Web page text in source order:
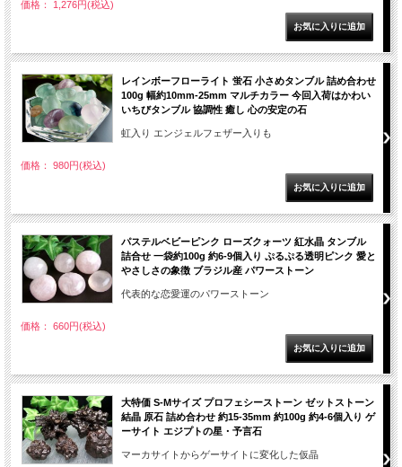
価格： 1,276円(税込)
レインボーフローライト 蛍石 小さめタンブル 詰め合わせ
100g 幅約10mm-25mm マルチカラー 今回入荷はかわい
いちびタンブル 協調性 癒し 心の安定の石
虹入り エンジェルフェザー入りも
価格： 980円(税込)
パステルベビーピンク ローズクォーツ 紅水晶 タンブル
詰合せ 一袋約100g 約6-9個入り ぷるぷる透明ピンク 愛と
やさしさの象徴 ブラジル産 パワーストーン
代表的な恋愛運のパワーストーン
価格： 660円(税込)
大特価 S-Mサイズ プロフェシーストーン ゼットストーン
結晶 原石 詰め合わせ 約15-35mm 約100g 約4-6個入り ゲ
ーサイト エジプトの星・予言石
マーカサイトからゲーサイトに変化した仮晶